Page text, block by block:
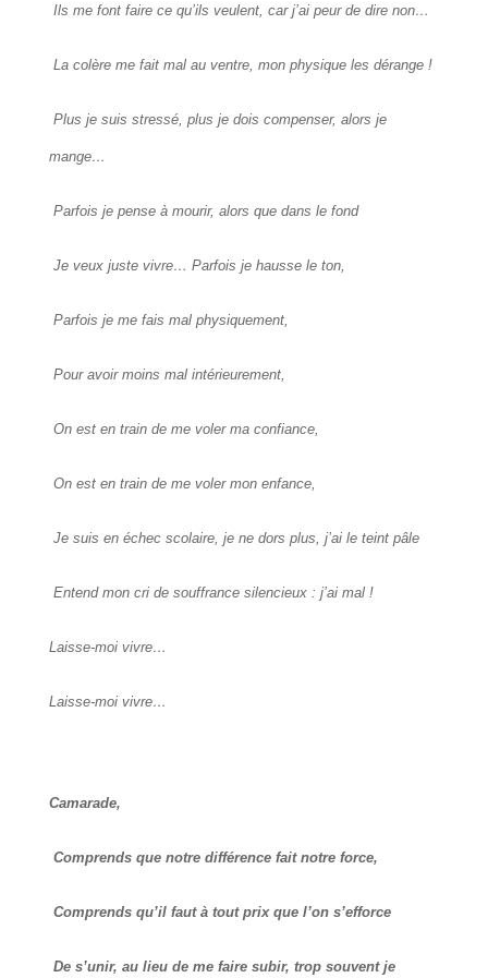
Ils me font faire ce qu’ils veulent, car j’ai peur de dire non…
La colère me fait mal au ventre, mon physique les dérange !
Plus je suis stressé, plus je dois compenser, alors je
mange…
Parfois je pense à mourir, alors que dans le fond
Je veux juste vivre… Parfois je hausse le ton,
Parfois je me fais mal physiquement,
Pour avoir moins mal intérieurement,
On est en train de me voler ma confiance,
On est en train de me voler mon enfance,
Je suis en échec scolaire, je ne dors plus, j’ai le teint pâle
Entend mon cri de souffrance silencieux : j’ai mal !
Laisse-moi vivre…
Laisse-moi vivre…
Camarade,
Comprends que notre différence fait notre force,
Comprends qu’il faut à tout prix que l’on s’efforce
De s’unir, au lieu de me faire subir, trop souvent je